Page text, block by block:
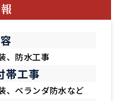
、防水工事
帯工事
、ベランダ防水など